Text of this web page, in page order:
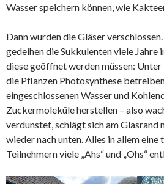
Wasser speichern können, wie
Dann wurden die Gläser
gedeihen die Sukkulenten viele Jahre
diese geöffnet werden müssen:
die Pflanzen Photosynthese
eingeschlossenen Wasser und
Zuckermoleküle herstellen – also
verdunstet, schlägt sich am Glasrand
wieder nach unten. Alles in allem
Teilnehmern viele „Ahs“ und „Ohs“